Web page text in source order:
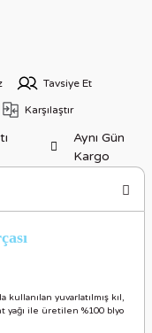
Tavsiye Et
Karşılaştır
Aynı Gün
Kargo
kullanılan yuvarlatılmış kıl,
yağı ile üretilen %100 blyo